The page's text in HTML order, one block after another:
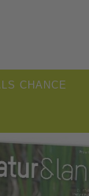
CHANCE